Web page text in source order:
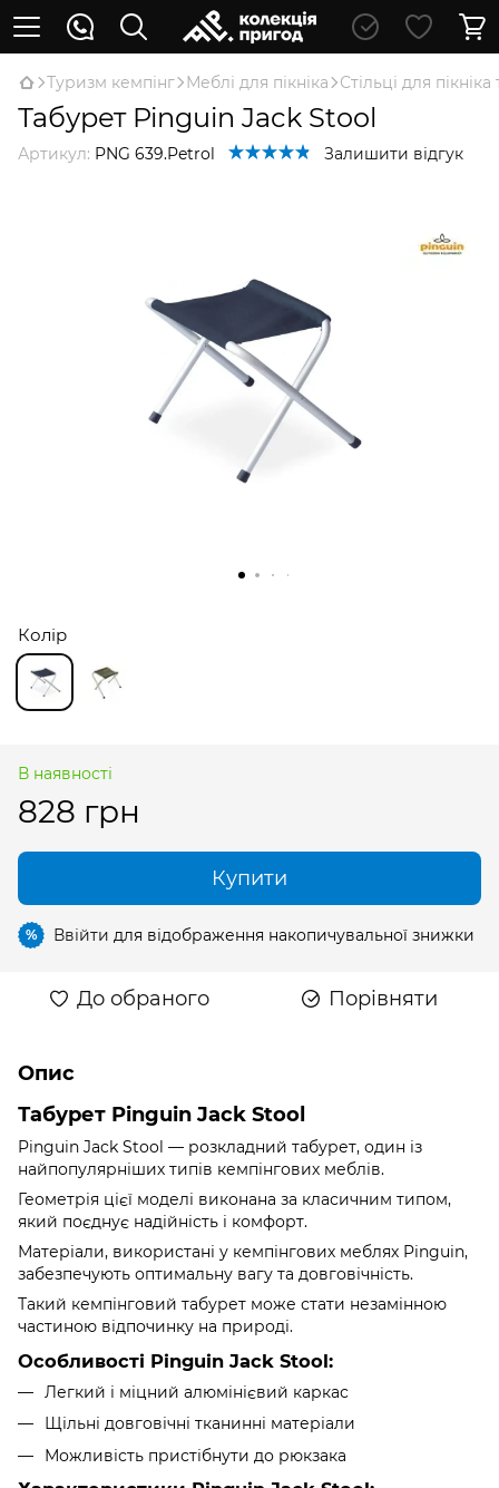
Туризм кемпінг Меблі для пікніка Стільці для
Табурет Pinguin Jack Stool
Артикул: PNG 639.Petrol Залишити відгук
Колір
В наявності
828 грн
Купити
% Ввійти для відображення накопичувальної знижки
До обраного Порівняти
Опис
Табурет Pinguin Jack Stool
Pinguin Jack Stool — розкладний табурет, один із
найпопулярніших типів кемпінгових меблів.
Геометрія цієї моделі виконана за класичним типом,
який поєднує надійність і комфорт.
Матеріали, використані у кемпінгових меблях Pinguin,
забезпечують оптимальну вагу та довговічність.
Такий кемпінговий табурет може стати незамінною
частиною відпочинку на природі.
Особливості Pinguin Jack Stool:
Легкий і міцний алюмінієвий каркас
Щільні довговічні тканинні матеріали
Можливість пристібнути до рюкзака